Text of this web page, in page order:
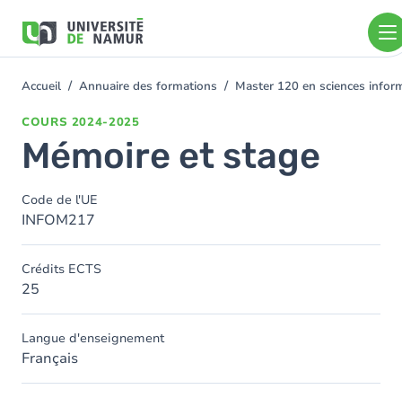
contenu
You
Accueil Annuaire des formations Master 120 en sciences
COURS 2024-2025
Mémoire et stage
Code de l'UE
INFOM217
Crédits ECTS
25
Langue d'enseignement
Français